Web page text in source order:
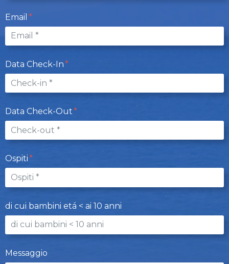
Email
Data Check-In
Data Check-Out
Ospiti
di cui bambini etá < ai 10 anni
Messaggio